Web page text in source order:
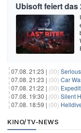
Ubisoft feiert das
07.08. 21:23 | (00)
07.08. 21:23 | (00) Car
07.08. 21:22 | (00)
07.08. 19:30 | (00) Silent
07.08. 18:59 | (00)
KINO/TV-NEWS